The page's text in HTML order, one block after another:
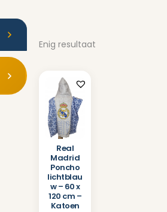
Enig resultaat
Real
Madrid
Poncho
lichtblau
w – 60 x
120 cm –
Katoen